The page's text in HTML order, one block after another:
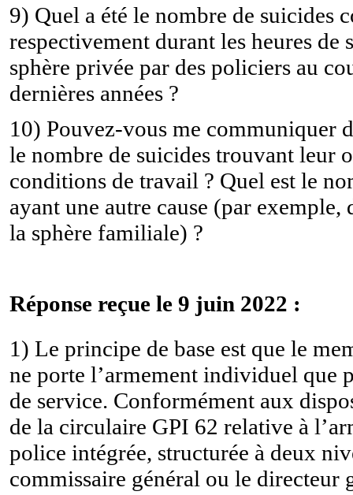
9) Quel a été le nombre de suicides
respectivement durant les heures de
sphère privée par des policiers au
dernières années ?
10) Pouvez-vous me communiquer
le nombre de suicides trouvant leur
conditions de travail ? Quel est le
ayant une autre cause (par exemple,
la sphère familiale) ?
Réponse reçue le 9 juin 2022 :
1) Le principe de base est que le
ne porte l’armement individuel que
de service. Conformément aux
de la circulaire GPI 62 relative à
police intégrée, structurée à deux
commissaire général ou le directeur